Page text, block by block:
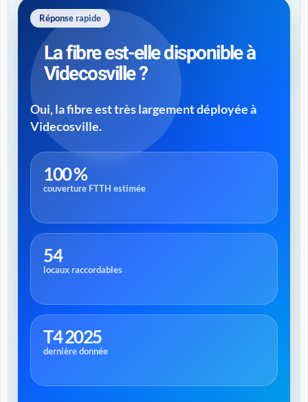
Réponse rapide
La fibre est-elle disponible à
Videcosville ?
Oui, la fibre est très largement déployée à
Videcosville.
100 %
couverture FTTH estimée
54
locaux raccordables
T4 2025
dernière donnée